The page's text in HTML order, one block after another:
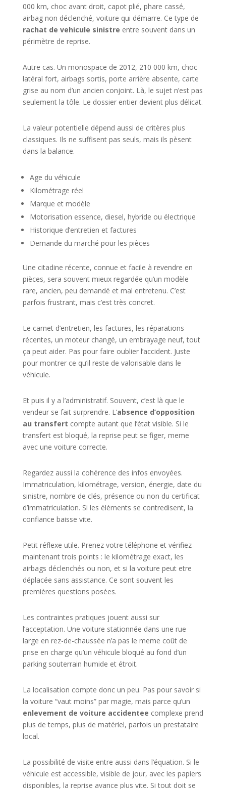
000 km, choc avant droit, capot plié, phare cassé,
airbag non déclenché, voiture qui démarre. Ce type de
rachat de vehicule sinistre entre souvent dans un
périmètre de reprise.
Autre cas. Un monospace de 2012, 210 000 km, choc
latéral fort, airbags sortis, porte arrière absente, carte
grise au nom d’un ancien conjoint. Là, le sujet n’est pas
seulement la tôle. Le dossier entier devient plus délicat.
La valeur potentielle dépend aussi de critères plus
classiques. Ils ne suffisent pas seuls, mais ils pèsent
dans la balance.
Age du véhicule
Kilométrage réel
Marque et modèle
Motorisation essence, diesel, hybride ou électrique
Historique d’entretien et factures
Demande du marché pour les pièces
Une citadine récente, connue et facile à revendre en
pièces, sera souvent mieux regardée qu’un modèle
rare, ancien, peu demandé et mal entretenu. C’est
parfois frustrant, mais c’est très concret.
Le carnet d’entretien, les factures, les réparations
récentes, un moteur changé, un embrayage neuf, tout
ça peut aider. Pas pour faire oublier l’accident. Juste
pour montrer ce qu’il reste de valorisable dans le
véhicule.
Et puis il y a l’administratif. Souvent, c’est là que le
vendeur se fait surprendre. L’absence d’opposition
au transfert compte autant que l’état visible. Si le
transfert est bloqué, la reprise peut se figer, meme
avec une voiture correcte.
Regardez aussi la cohérence des infos envoyées.
Immatriculation, kilométrage, version, énergie, date du
sinistre, nombre de clés, présence ou non du certificat
d’immatriculation. Si les éléments se contredisent, la
confiance baisse vite.
Petit réflexe utile. Prenez votre téléphone et vérifiez
maintenant trois points : le kilométrage exact, les
airbags déclenchés ou non, et si la voiture peut etre
déplacée sans assistance. Ce sont souvent les
premières questions posées.
Les contraintes pratiques jouent aussi sur
l’acceptation. Une voiture stationnée dans une rue
large en rez-de-chaussée n’a pas le meme coût de
prise en charge qu’un véhicule bloqué au fond d’un
parking souterrain humide et étroit.
La localisation compte donc un peu. Pas pour savoir si
la voiture “vaut moins” par magie, mais parce qu’un
enlevement de voiture accidentee complexe prend
plus de temps, plus de matériel, parfois un prestataire
local.
La possibilité de visite entre aussi dans l’équation. Si le
véhicule est accessible, visible de jour, avec les papiers
disponibles, la reprise avance plus vite. Si tout doit se